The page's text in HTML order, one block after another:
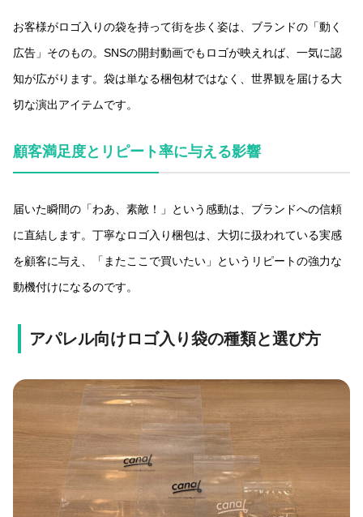
お客様がロゴ入りの袋を持って街を歩く姿は、ブランドの「動く
広告」そのもの。SNSの開封動画でもロゴが映えれば、一気に認
知が広がります。袋は単なる梱包材ではなく、世界観を届ける大
切な演出アイテムです。
顧客満足度とリピート率に与える影響
届いた瞬間の「わあ、素敵！」という感動は、ブランドへの信頼
に直結します。丁寧なロゴ入り梱包は、大切に扱われている実感
を顧客に与え、「またここで買いたい」というリピートの強力な
動機付けになるのです。
アパレル向けロゴ入り袋の種類と選び方